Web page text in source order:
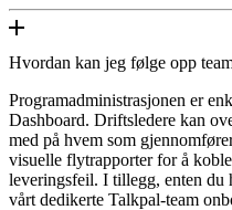
Hvordan kan jeg følge opp
Programadministrasjonen er
Dashboard. Driftsledere kan
med på hvem som
visuelle flytrapporter for å
leveringsfeil. I tillegg, enten du
vårt dedikerte Talkpal-team